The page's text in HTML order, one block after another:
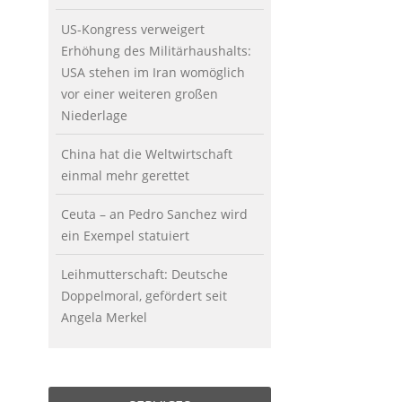
US-Kongress verweigert
Erhöhung des Militärhaushalts:
USA stehen im Iran womöglich
vor einer weiteren großen
Niederlage
China hat die Weltwirtschaft
einmal mehr gerettet
Ceuta – an Pedro Sanchez wird
ein Exempel statuiert
Leihmutterschaft: Deutsche
Doppelmoral, gefördert seit
Angela Merkel